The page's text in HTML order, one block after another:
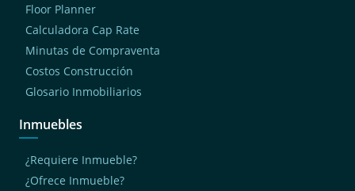
Floor Planner
Calculadora Cap Rate
Minutas de Compraventa
Costos Construcción
Glosario Inmobiliarios
Inmuebles
¿Requiere Inmueble?
¿Ofrece Inmueble?